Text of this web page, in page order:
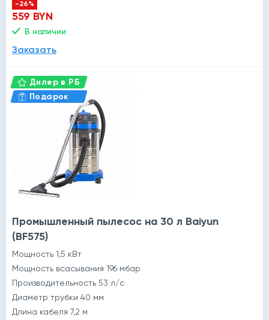
-26%
559 BYN
В наличии
Заказать
Дилер в РБ
Подарок
Промышленный пылесос на 30 л Baiyun
(BF575)
Мощность 1,5 кВт
Мощность всасывания 196 мбар
Производительность 53 л/с
Диаметр трубки 40 мм
Длина кабеля 7,2 м